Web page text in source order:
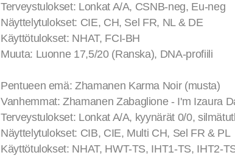
Terveystulokset: Lonkat A/A, CSNB-neg, Eu-neg
Näyttelytulokset: CIE, CH, Sel FR, NL & DE
Käyttötulokset: NHAT, FCI-BH
Muuta: Luonne 17,5/20 (Ranska), DNA-profiili
Pentueen emä: Zhamanen Karma Noir (musta)
Vanhemmat: Zhamanen Zabaglione - I'm Izaura
Terveystulokset: Lonkat A/A, kyynärät 0/0,
Näyttelytulokset: CIB, CIE, Multi CH, Sel FR & PL
Käyttötulokset: NHAT, HWT-TS, IHT1-TS, IHT2-